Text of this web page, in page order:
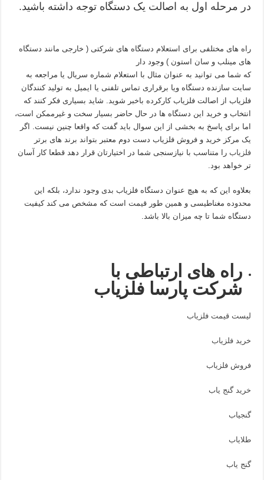
در مرحله اول به اصالت یک دستگاه توجه داشته باشید.
راه های مختلفی برای استعلام دستگاه های شرکتی ( خارجی مانند دستگاه
های مینلب و سان استون ) وجود دار
که شما می توانید به عنوان مثال با استعلام شماره سریال یا مراجعه به
سایت سازنده دستگاه ویا برقراری تماس تلفنی یا ایمیل به تولید کنندگان
فلزیاب از اصالت فلزیاب کارکرده باخبر شوید. شاید بسیاری فکر کنند که
انتخاب و خرید این دستگاه ها در حال حاضر بسیار سخت و غیرممکن است،
اما برای پاسخ به بخشی از این سوال باید گفت که واقعا چنین نیست. اگر
یک مرکز خرید و فروش فلزیاب دست دوم معتبر بتواند برند های برتر
فلزیاب را متناسب با نیازسنجی شما در اختیارتان قرار دهد قطعا کار آسان
تر خواهد بود.
بعلاوه این که به هیچ عنوان دستگاه فلزیاب بدی وجود ندارد، بلکه این
محدوده مغناطیسی و همین طور قیمت است که مشخص می کند کیفیت
دستگاه شما تا چه میزان بالا باشد.
راه های ارتباطی با
شرکت پارسا فلزیاب
لیست قیمت فلزیاب
خرید فلزیاب
فروش فلزیاب
خرید گنج یاب
گنجیاب
طلایاب
گنج یاب